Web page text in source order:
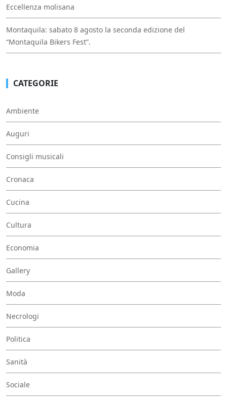
Eccellenza molisana
Montaquila: sabato 8 agosto la seconda edizione del
“Montaquila Bikers Fest”.
CATEGORIE
Ambiente
Auguri
Consigli musicali
Cronaca
Cucina
Cultura
Economia
Gallery
Moda
Necrologi
Politica
Sanità
Sociale